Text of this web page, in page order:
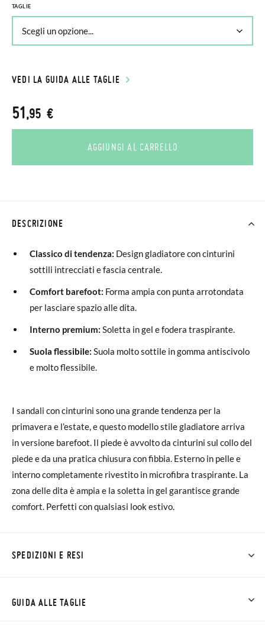
TAGLIE
VEDI LA GUIDA ALLE TAGLIE
51,95 €
AGGIUNGI AL CARRELLO
DESCRIZIONE
Classico di tendenza: Design gladiatore con cinturini
sottili intrecciati e fascia centrale.
Comfort barefoot: Forma ampia con punta arrotondata
per lasciare spazio alle dita.
Interno premium: Soletta in gel e fodera traspirante.
Suola flessibile: Suola molto sottile in gomma antiscivolo
e molto flessibile.
I sandali con cinturini sono una grande tendenza per la
primavera e l’estate, e questo modello stile gladiatore arriva
in versione barefoot. Il piede è avvolto da cinturini sul collo del
piede e da una pratica chiusura con fibbia. Esterno in pelle e
interno completamente rivestito in microfibra traspirante. La
zona delle dita è ampia e la soletta in gel garantisce grande
comfort. Perfetti con qualsiasi look estivo.
SPEDIZIONI E RESI
ordini inferiori a 30 €, la spedizione standard costa 3,95 € e
GUIDA ALLE TAGLIE